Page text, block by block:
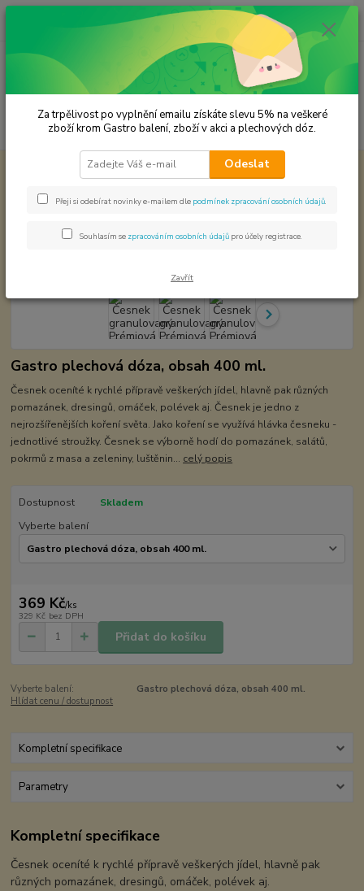
Menu
Hledat
ks
za 0,00 Kč
Premium koření Česnek granulovaný Prémiová kvalita
Česnek granulovaný Prémiová
kvalita
Gastro plechová dóza, obsah 400 ml.
Česnek oceníté k rychlé přípravě veškerých jídel, hlavně pak různých
pomazánek, dresingů, omáček, polévek aj. Česnek je jedno z
nejrozšířenějších koření světa. Jako koření se využívá hlávka česneku -
jednotlivé stroužky. Česnek se výborně hodí do pomazánek, salátů,
pokrmů z masa a zeleniny, luštěnin... celý popis
Dostupnost
Skladem
Vyberte balení
369 Kč/ks
329 Kč bez DPH
Přidat do košíku
Vyberte balení:
Gastro plechová dóza, obsah 400 ml.
Hlídat cenu / dostupnost
Kompletní specifikace
Parametry
Kompletní specifikace
Česnek oceníté k rychlé přípravě veškerých jídel, hlavně pak
různých pomazánek, dresingů, omáček, polévek aj.
Za trpělivost po vyplnění emailu získáte slevu 5% na veškeré
zboží krom Gastro balení, zboží v akci a plechových dóz.
Odeslat
Přeji si odebírat novinky e-mailem dle podmínek zpracování osobních údajů
Souhlasím se zpracováním osobních údajů pro účely registrace.
Zavřít